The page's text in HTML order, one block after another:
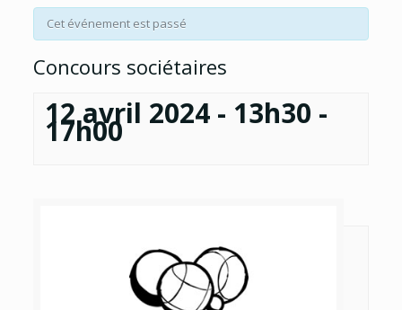
Cet événement est passé
Concours sociétaires
12 avril 2024 - 13h30 -
17h00